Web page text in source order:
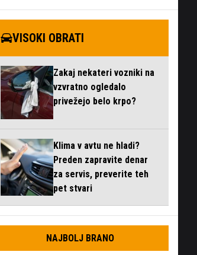
VISOKI OBRATI
Zakaj nekateri vozniki na
vzvratno ogledalo
privežejo belo krpo?
Klima v avtu ne hladi?
Preden zapravite denar
za servis, preverite teh
pet stvari
NAJBOLJ BRANO